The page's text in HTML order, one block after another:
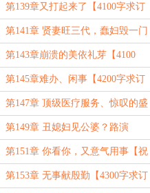
字求订阅】
第139章又打起来了【4100字求订
阅】
第141章 贤妻旺三代，蠢妇毁一门
【4200字】
第143章崩溃的美依礼芽【4100
字】
第145章难办、闲事【4200字求订
阅】
第147章 顶级医疗服务、惊叹的盛
淮清【4100字】
第149章 丑媳妇见公婆？路演
【4200字求订阅】
第151章 你看你，又意气用事【祝
元旦快乐，新的一年里顺顺利利！】
第153章 无事献殷勤【4300字求订